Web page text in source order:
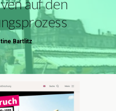
auf den
Bartlitz